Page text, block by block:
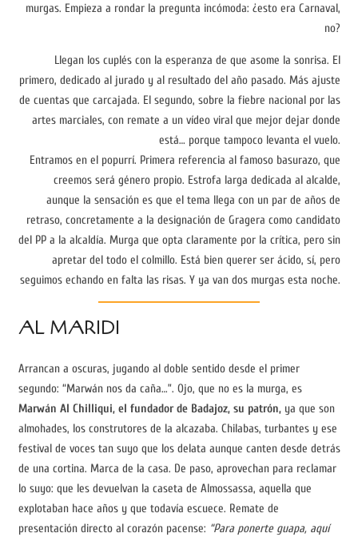
murgas. Empieza a rondar la pregunta incómoda: ¿esto era Carnaval,
no?
Llegan los cuplés con la esperanza de que asome la sonrisa. El
primero, dedicado al jurado y al resultado del año pasado. Más ajuste
de cuentas que carcajada. El segundo, sobre la fiebre nacional por las
artes marciales, con remate a un vídeo viral que mejor dejar donde
está… porque tampoco levanta el vuelo.
Entramos en el popurrí. Primera referencia al famoso basurazo, que
creemos será género propio. Estrofa larga dedicada al alcalde,
aunque la sensación es que el tema llega con un par de años de
retraso, concretamente a la designación de Gragera como candidato
del PP a la alcaldía. Murga que opta claramente por la crítica, pero sin
apretar del todo el colmillo. Está bien querer ser ácido, sí, pero
seguimos echando en falta las risas. Y ya van dos murgas esta noche.
AL MARIDI
Arrancan a oscuras, jugando al doble sentido desde el primer
segundo: “Marwán nos da caña…”. Ojo, que no es la murga, es
Marwán Al Chilliqui, el fundador de Badajoz, su patrón, ya que son
almohades, los construtores de la alcazaba. Chilabas, turbantes y ese
festival de voces tan suyo que los delata aunque canten desde detrás
de una cortina. Marca de la casa. De paso, aprovechan para reclamar
lo suyo: que les devuelvan la caseta de Almossassa, aquella que
explotaban hace años y que todavía escuece. Remate de
presentación directo al corazón pacense: “Para ponerte guapa, aquí